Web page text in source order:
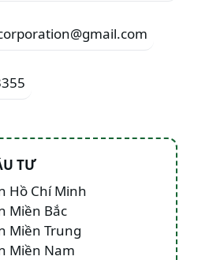
TƯ
Hồ Chí Minh
Miền Bắc
Miền Trung
Miền Nam